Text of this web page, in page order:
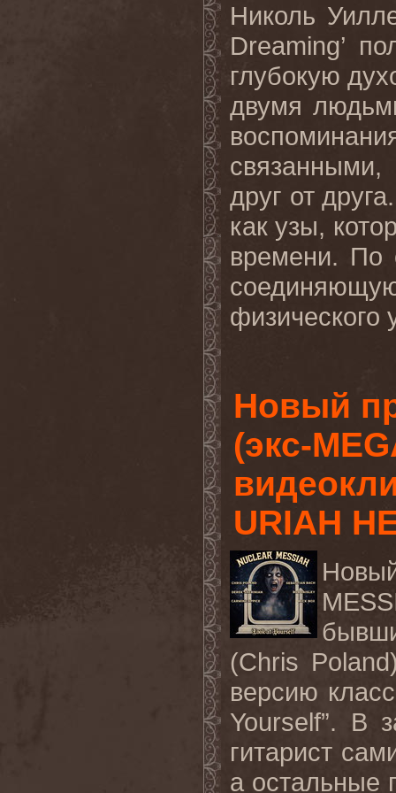
Николь
Dreaming’
глубокую
двумя
друг от
как узы,
времени. По
физического
Новый
(экс-
URIAH
(Chris
версию
Yourself”. В
гитарист
а остальные